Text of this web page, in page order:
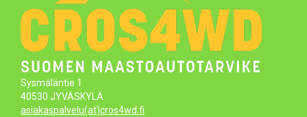
Sysmäläntie 1
40530 JYVÄSKYLÄ
asiakaspalvelu(at)cros4wd.fi